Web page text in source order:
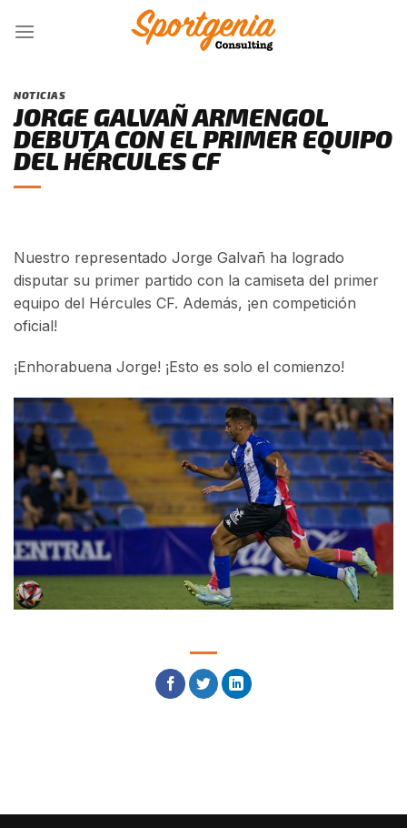
NOTICIAS
JORGE GALVAÑ ARMENGOL
DEBUTA CON EL PRIMER EQUIPO
DEL HÉRCULES CF
Nuestro representado Jorge Galvañ ha logrado
disputar su primer partido con la camiseta del primer
equipo del Hércules CF. Además, ¡en competición
oficial!
¡Enhorabuena Jorge! ¡Esto es solo el comienzo!